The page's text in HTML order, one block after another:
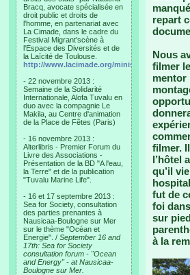
Bracq, avocate spécialisée en
droit public et droits de
l'homme, en partenariat avec
La Cimade, dans le cadre du
Festival Migrant'scène à
l'Espace des Diversités et de
la Laïcité de Toulouse.
http://www.lacimade.org/minisites/
- 22 novembre 2013 :
Semaine de la Solidarité
Internationale, Alofa Tuvalu en
duo avec la compagnie Le
Makila, au Centre d'animation
de la Place de Fêtes (Paris)
- 16 novembre 2013 :
Alterlibris - Premier Forum du
Livre des Associations -
Présentation de la BD "A l'eau,
la Terre" et de la publication
"Tuvalu Marine Life".
- 16 et 17 septembre 2013 :
Sea for Society, consultation
des parties prenantes à
Nausicaa-Boulogne sur Mer
sur le thème "Océan et
Energie". / September 16 and
17th: Sea for Society
consultation forum - "Ocean
and Energy" - at Nausicaa-
Boulogne sur Mer.
repart
Nous
filmer
mentor
filmer.
l’hôtel
qu’il
fut de
foi
sur
à la